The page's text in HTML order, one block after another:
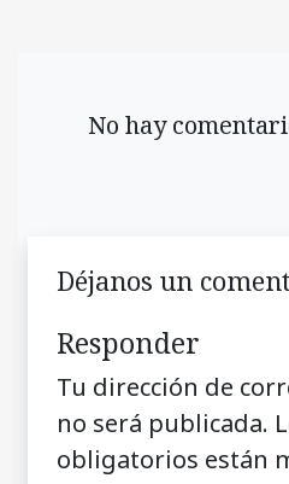
No hay
Déjanos un
Responder
Tu dirección de
no será publicada.
obligatorios están